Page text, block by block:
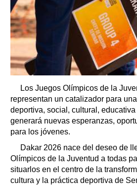
Los Juegos Olímpicos de la
representan un catalizador para
deportiva, social, cultural,
generará nuevas esperanzas,
para los jóvenes.
Dakar 2026 nace del deseo de
Olímpicos de la Juventud a todas
situarlos en el centro de la
cultura y la práctica deportiva de